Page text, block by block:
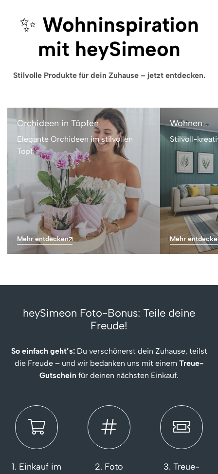
✨ Wohninspiration
mit heySimeon
Stilvolle Produkte für dein Zuhause – jetzt entdecken.
Orchideen in Töpfen
Elegante Orchideen im stilvollen
Topf
Mehr entdecken
Wohnen
Stilvoll-
Mehr
heySimeon Foto-Bonus: Teile deine
Freude!
So einfach geht’s:Du verschönerst dein Zuhause, teilst
die Freude – und wir bedanken uns mit einem Treue-
Gutschein für deinen nächsten Einkauf.
1. Einkauf im
2. Foto
3. Treue-